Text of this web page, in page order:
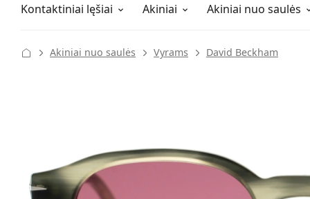
Kontaktiniai lęšiai
Lęšių tirpalai Akiniai Akiniai nuo saulės
Viskas apie apsipirkimą pas mus
Akiniai nuo saulės Vyrams David Beckham